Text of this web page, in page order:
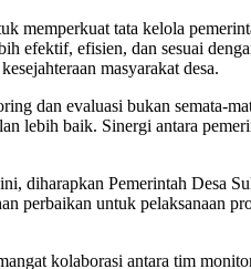
memperkuat tata kelola
efektif, efisien, dan sesuai
masyarakat desa.
dan evaluasi bukan semata-
lebih baik. Sinergi antara
diharapkan Pemerintah Desa
perbaikan untuk pelaksanaan
kolaborasi antara tim